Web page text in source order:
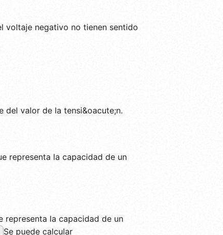
voltaje negativo no tienen sentido
del valor de la tensi&oacute;n.
representa la capacidad de un
representa la capacidad de un
Se puede calcular